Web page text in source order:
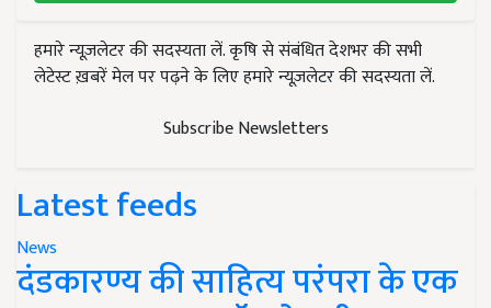
हमारे न्यूज़लेटर की सदस्यता लें. कृषि से संबंधित देशभर की सभी
लेटेस्ट ख़बरें मेल पर पढ़ने के लिए हमारे न्यूज़लेटर की सदस्यता लें.
Subscribe Newsletters
Latest feeds
News
दंडकारण्य की साहित्य परंपरा के एक